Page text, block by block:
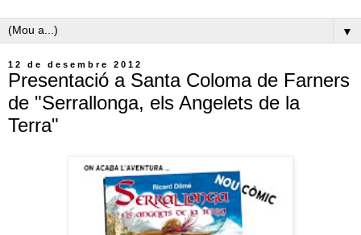
▼
12 de desembre 2012
Presentació a Santa Coloma de Farners
de "Serrallonga, els Angelets de la
Terra"